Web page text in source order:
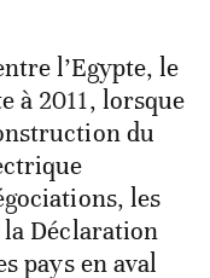
l’Egypte, le
à 2011, lorsque
du
les
Déclaration
pays en aval